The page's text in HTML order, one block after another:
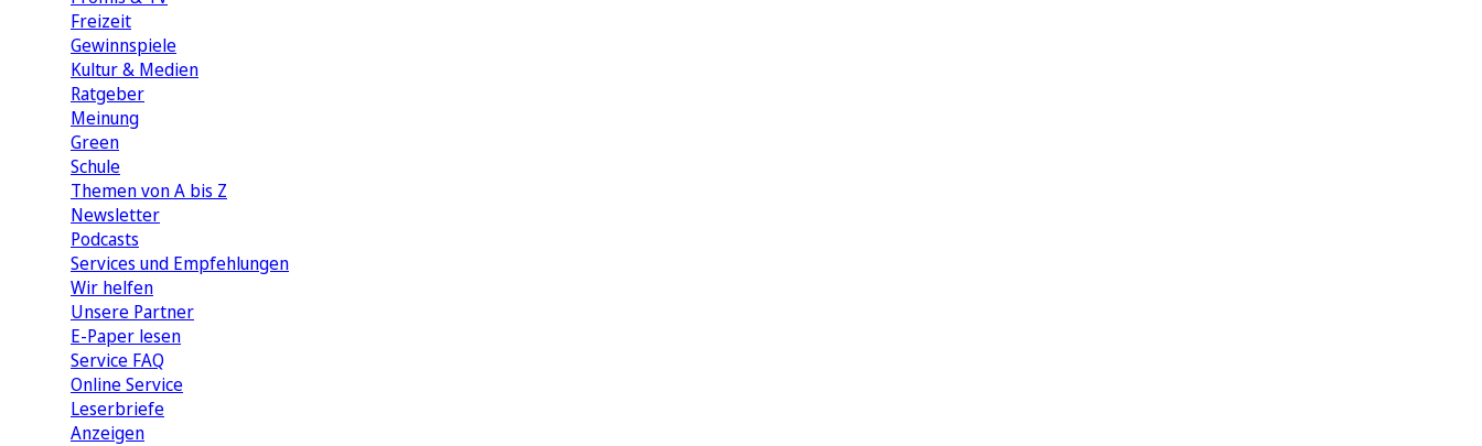
Freizeit
Gewinnspiele
Kultur & Medien
Ratgeber
Meinung
Green
Schule
Themen von A bis Z
Newsletter
Podcasts
Services und Empfehlungen
Wir helfen
Unsere Partner
E-Paper lesen
Service FAQ
Online Service
Leserbriefe
Anzeigen